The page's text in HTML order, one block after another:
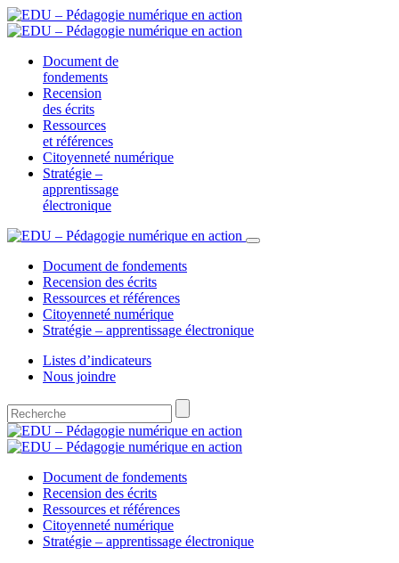
Document de
fondements
Recension
des écrits
Ressources
et références
Citoyenneté numérique
Stratégie –
apprentissage
électronique
Document de fondements
Recension des écrits
Ressources et références
Citoyenneté numérique
Stratégie – apprentissage électronique
Listes d’indicateurs
Nous joindre
Document de fondements
Recension des écrits
Ressources et références
Citoyenneté numérique
Stratégie – apprentissage électronique